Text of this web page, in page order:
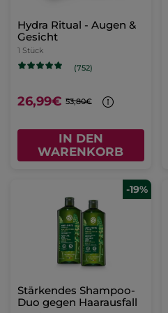
Hydra Ritual - Augen &
Gesicht
1 Stück
(752)
26,99€ 53,80€
IN DEN
WARENKORB
-19%
Stärkendes Shampoo-
Duo gegen Haarausfall